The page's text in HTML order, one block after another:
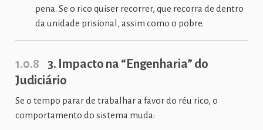
pena. Se o rico quiser recorrer, que recorra de dentro
da unidade prisional, assim como o pobre.
1.0.8
3. Impacto na “Engenharia” do
Judiciário
Se o tempo parar de trabalhar a favor do réu rico, o
comportamento do sistema muda: